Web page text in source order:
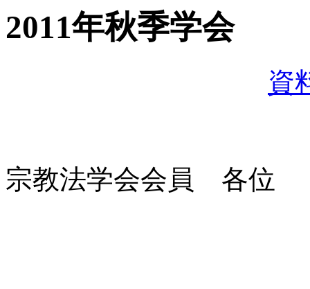
2011年秋季学会
資
宗教法学会会員 各位